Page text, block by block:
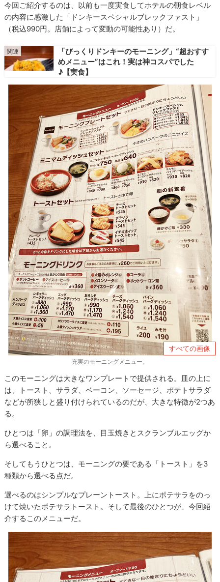
今回ご紹介するのは、以前も一度実食してホテルの朝食レベル
の内容に感激した「ドンキースペシャルブレックファスト」
（税込990円。店舗によって変動の可能性あり）だ。
「びっくりドンキーのモーニング」“超おすす
めメニュー”はこれ！実は神コスパでした
♪【実食】
すべての画像
充実のモーニングメニュー。
このモーニングは大きなワンプレートで提供される。皿の上に
は、トースト、サラダ、ベーコン、ソーセージ、ポテトサラダ
などが所狭しと盛り付けられているのだが、大きな特徴が2つあ
る。
ひとつは「卵」の調理法を、目玉焼きとスクランブルエッグか
ら選べること。
そしてもうひとつは、モーニングの要である「トースト」を3
種類から選べる点だ。
選べるのはシンプルなプレーントースト。上にポテサラをのっ
けて焼いたポテサラトースト。そして最後のひとつが、今回紹
介するこのメニューだ。